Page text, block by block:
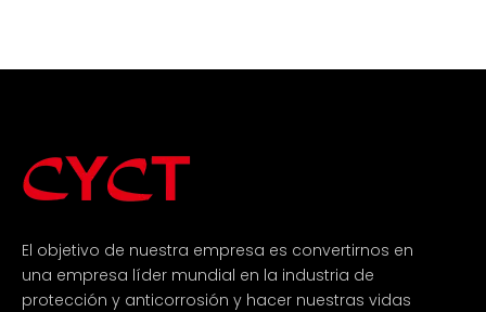
El objetivo de nuestra empresa es convertirnos en
una empresa líder mundial en la industria de
protección y anticorrosión y hacer nuestras vidas